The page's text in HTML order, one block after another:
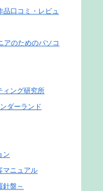
品口コミ・レビュ
アのためのパソコ
ィング研究所
ダーランド
ン
マニュアル
針盤～